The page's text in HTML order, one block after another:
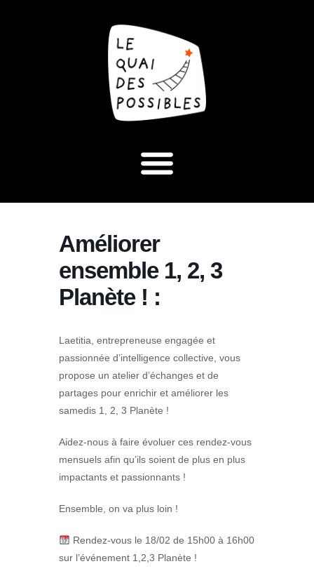
Améliorer
ensemble 1, 2, 3
Planète ! :
Laetitia, entrepreneuse engagée et
passionnée d’intelligence collective, vous
propose un atelier d’échanges et de
partages pour enrichir et améliorer les
samedis 1, 2, 3 Planète !
Aidez-nous à faire évoluer ces rendez-vous
mensuels afin qu’ils soient de plus en plus
impactants et passionnants !
Ensemble, on va plus loin !
Rendez-vous le 18/02 de 15h00 à 16h00
sur l’événement 1,2,3 Planète !